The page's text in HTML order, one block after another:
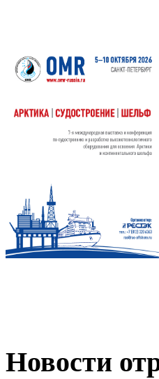
Новости